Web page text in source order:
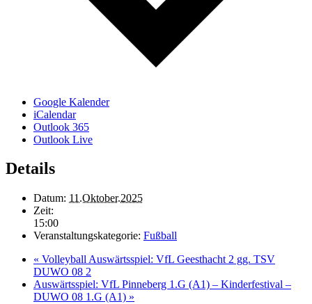
Google Kalender
iCalendar
Outlook 365
Outlook Live
Details
Datum: 11.Oktober.2025
Zeit:
15:00
Veranstaltungskategorie: Fußball
« Volleyball Auswärtsspiel: VfL Geesthacht 2 gg. TSV
DUWO 08 2
Auswärtsspiel: VfL Pinneberg 1.G (A1) – Kinderfestival –
DUWO 08 1.G (A1) »